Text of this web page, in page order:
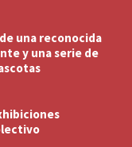
una reconocida
y una serie de